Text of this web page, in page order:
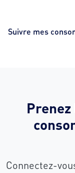
Suivre mes
Connectez-